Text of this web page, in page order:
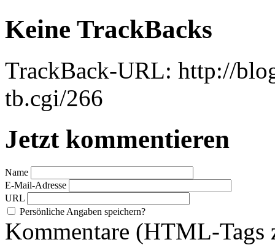
Keine TrackBacks
TrackBack-URL: http://
tb.cgi/266
Jetzt kommentieren
Name
E-Mail-Adresse
URL
Persönliche Angaben speichern?
Kommentare (HTML-Tags